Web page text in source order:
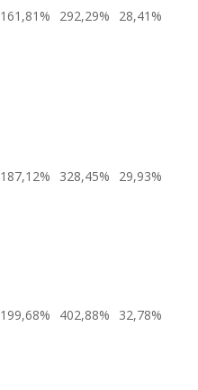
161,81% 292,29% 28,41%
187,12% 328,45% 29,93%
199,68% 402,88% 32,78%